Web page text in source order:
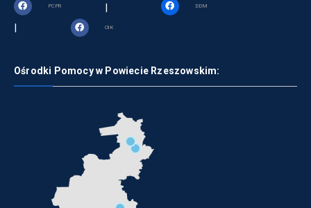
PCPR | DDM
| OIK
Ośrodki Pomocy w Powiecie Rzeszowskim: